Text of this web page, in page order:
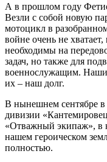
А в прошлом году
Везли с собой новую
мотоцикл в
войне очень не
необходимы на
задач, но также для
военнослужащим. Наши
их – наш долг.
В нынешнем сентябре в
дивизии
«Отважный экипаж», в
нашем героическом
полностью.